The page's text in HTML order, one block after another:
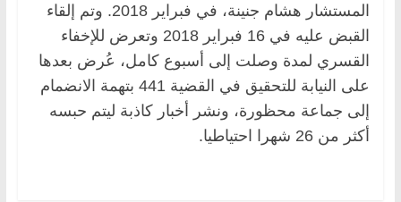
المستشار هشام جنينة، في فبراير 2018. وتم إلقاء
القبض عليه في 16 فبراير 2018 وتعرض للإخفاء
القسري لمدة وصلت إلى أسبوع كامل، عُرض بعدها
على النيابة للتحقيق في القضية 441 بتهمة الانضمام
إلى جماعة محظورة، ونشر أخبار كاذبة ليتم حبسه
أكثر من 26 شهرا احتياطيا.